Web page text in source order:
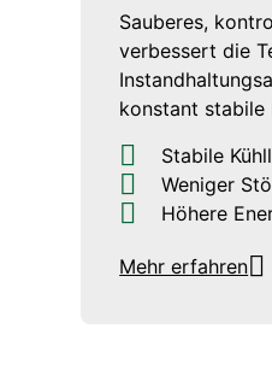
Sauberes,
verbessert die
konstant stabile
Stabile
Weniger
Höhere
Mehr erfahren